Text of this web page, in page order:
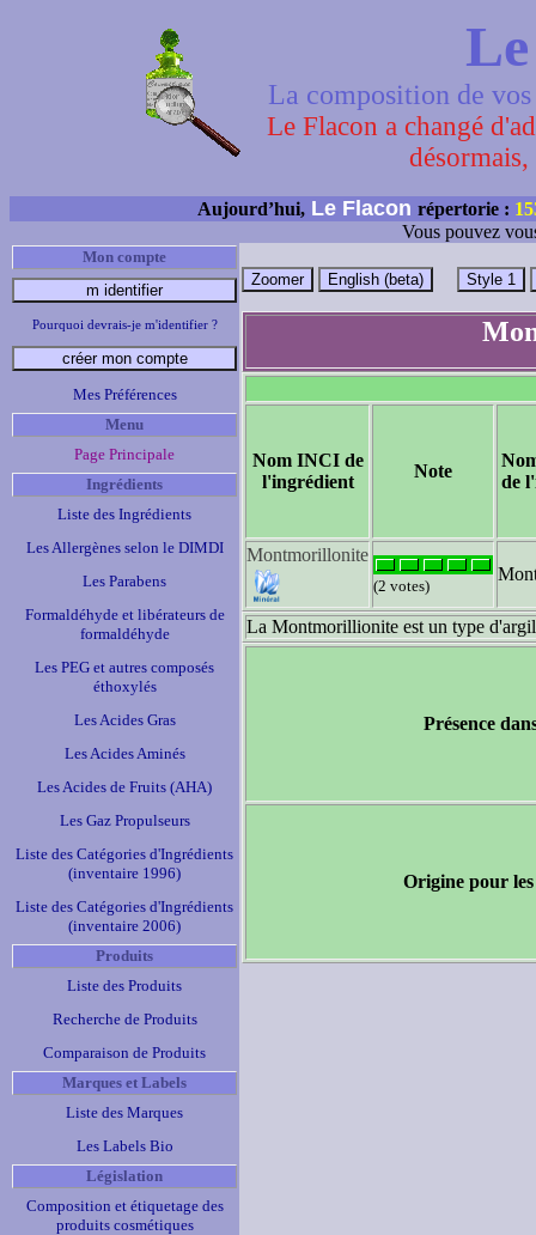
La composition de
Le Flacon a changé
Aujourd’hui, Le Flacon répertorie :
Vous pouvez
Mon compte
Pourquoi devrais-je m'identifier ?
Mes Préférences
Menu
Page Principale
Ingrédients
Liste des Ingrédients
Les Allergènes selon le DIMDI
Les Parabens
Formaldéhyde et libérateurs de
formaldéhyde
Les PEG et autres composés
éthoxylés
Les Acides Gras
Les Acides Aminés
Les Acides de Fruits (AHA)
Les Gaz Propulseurs
Liste des Catégories d'Ingrédients
(inventaire 1996)
Liste des Catégories d'Ingrédients
(inventaire 2006)
Produits
Liste des Produits
Recherche de Produits
Comparaison de Produits
Marques et Labels
Liste des Marques
Les Labels Bio
Législation
Composition et étiquetage des
produits cosmétiques
Nom INCI de
l'ingrédient
Note
de
Montmorillonite
(2 votes)
La Montmorillionite est un type
Présence
Origine pour les